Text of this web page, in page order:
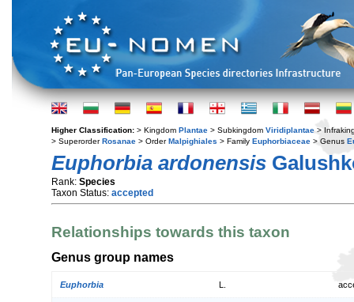
Higher Classification: > Kingdom Plantae > Subkingdom Viridiplantae >
> SuperorderRosanae > OrderMalpighiales > Family Euphorbiaceae > Genus
Euphorbia ardonensis
Rank: Species
Taxon Status: accepted
Relationships towards this taxon
Genus group names
Euphorbia